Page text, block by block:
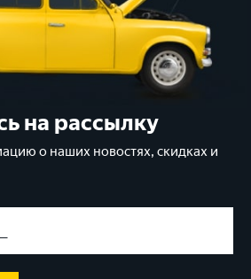
на рассылку
о наших новостях, скидках и